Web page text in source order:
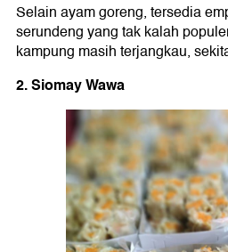
Selain ayam goreng, tersedia
serundeng yang tak kalah
kampung masih terjangkau,
2. Siomay Wawa